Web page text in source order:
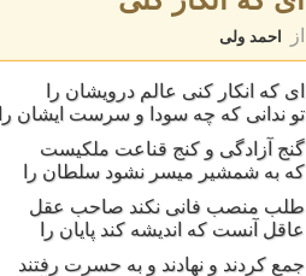
از احمد ولی
ای که انکار کنی عالم درویشان را
تو ندانی که چه سودا و سرست ایشان را
گنج آزادگی و کنج قناعت ملکیست
که به شمشیر میسر نشود سلطان را
طلب منصب فانی نکند صاحب عقل
عاقل آنست که اندیشه کند پایان را
جمع کردند و نهادند و به حسرت رفتند